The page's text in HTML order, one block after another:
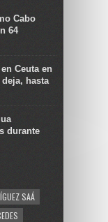
Cabo
64
Ceuta en
hasta
durante
SAÁ